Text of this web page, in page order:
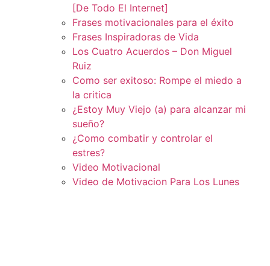
[De Todo El Internet]
Frases motivacionales para el éxito
Frases Inspiradoras de Vida
Los Cuatro Acuerdos – Don Miguel
Ruiz
Como ser exitoso: Rompe el miedo a
la critica
¿Estoy Muy Viejo (a) para alcanzar mi
sueño?
¿Como combatir y controlar el
estres?
Video Motivacional
Video de Motivacion Para Los Lunes